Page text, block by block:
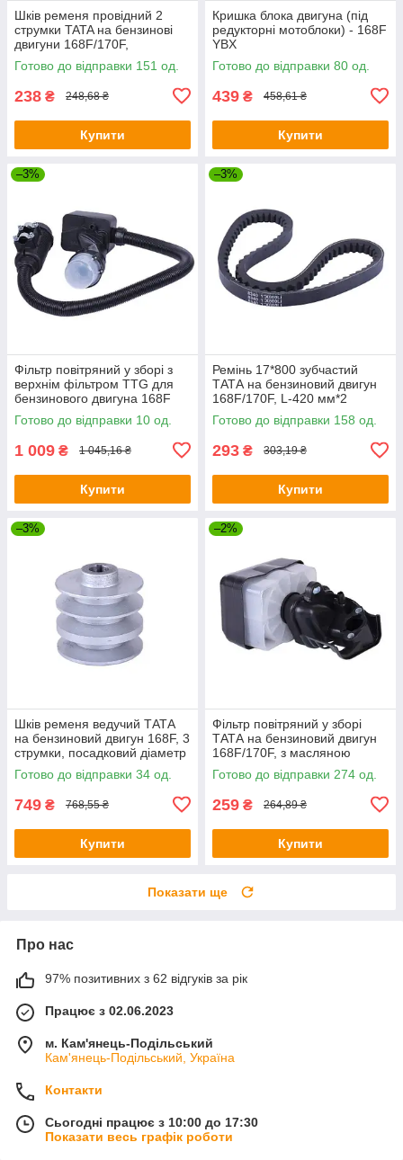
Шків ременя провідний 2
струмки TATA на бензинові
двигуни 168F/170F,
посадковий діаметр 20 мм
Готово до відправки 151 од.
238 ₴ 248,68 ₴
Купити
Кришка блока двигуна (під
редукторні мотоблоки) - 168F
YBX
Готово до відправки 80 од.
439 ₴ 458,61 ₴
Купити
–3%
Фільтр повітряний у зборі з
верхнім фільтром TTG для
бензинового двигуна 168F
Готово до відправки 10 од.
1 009 ₴ 1 045,16 ₴
Купити
–3%
Ремінь 17*800 зубчастий
ТАТА на бензиновий двигун
168F/170F, L-420 мм*2
Готово до відправки 158 од.
293 ₴ 303,19 ₴
Купити
–3%
Шків ременя ведучий ТАТА
на бензиновий двигун 168F, 3
струмки, посадковий діаметр
19 мм
Готово до відправки 34 од.
749 ₴ 768,55 ₴
Купити
–2%
Фільтр повітряний у зборі
ТАТА на бензиновий двигун
168F/170F, з масляною
ванною
Готово до відправки 274 од.
259 ₴ 264,89 ₴
Купити
Показати ще
Про нас
97% позитивних з 62 відгуків за рік
Працює з 02.06.2023
м. Кам'янець-Подільський
Кам'янець-Подільський, Україна
Контакти
Сьогодні працює з 10:00 до 17:30
Показати весь графік роботи